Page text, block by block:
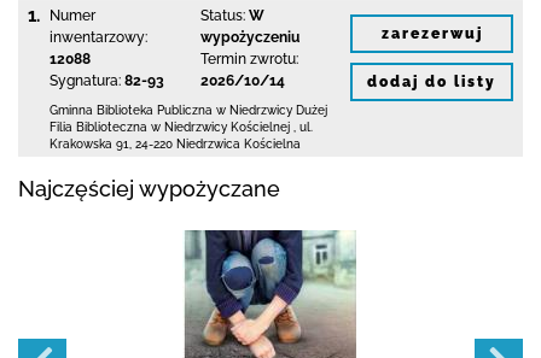
1.
Numer
inwentarzowy:
12088
Sygnatura: 82-93
Status: W
wypożyczeniu
Termin zwrotu:
2026/10/14
Gminna Biblioteka Publiczna w Niedrzwicy Dużej
Filia Biblioteczna w Niedrzwicy Kościelnej
ul.
Krakowska 91
24-220 Niedrzwica Kościelna
zarezerwuj
dodaj do listy
Najczęściej wypożyczane